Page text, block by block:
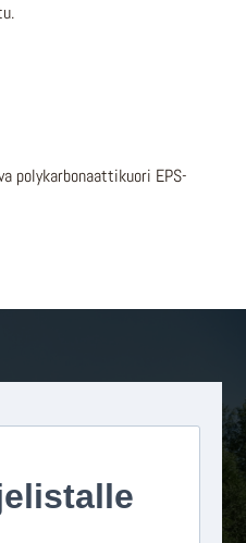
polykarbonaattikuori EPS-